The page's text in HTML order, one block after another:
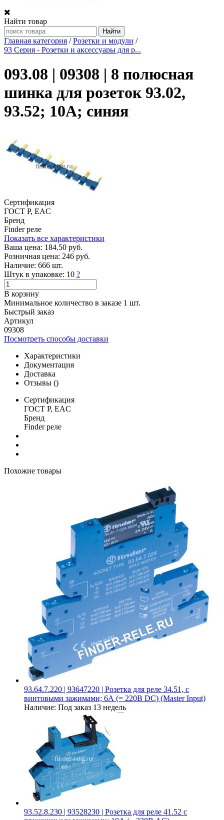
Найти товар
Главная категория / Розетки и модули /
93 Серия - Розетки и аксессуары для р...
093.08 | 09308 | 8 полюсная
шинка для розеток 93.02,
93.52; 10А; синяя
Сертификация
ГОСТ Р, EAC
Бренд
Finder реле
Показать все характеристики
Ваша цена: 184.50 руб.
Розничная цена: 246 руб.
Наличие: 666 шт.
Штук в упаковке: 10 ?
В корзину
Минимальное количество в заказе 1 шт.
Быстрый заказ
Артикул
09308
Посмотреть способы доставки
Характеристики
Документация
Доставка
Отзывы ()
Сертификация
ГОСТ Р, EAC
Бренд
Finder реле
Похожие товары
93.64.7.220 | 93647220 | Розетка для реле 34.51, с
винтовыми зажимами; 6А (= 220В DC) (Master Input)
Наличие: Под заказ 13 недель
93.52.8.230 | 93528230 | Розетка для реле 41.52 с